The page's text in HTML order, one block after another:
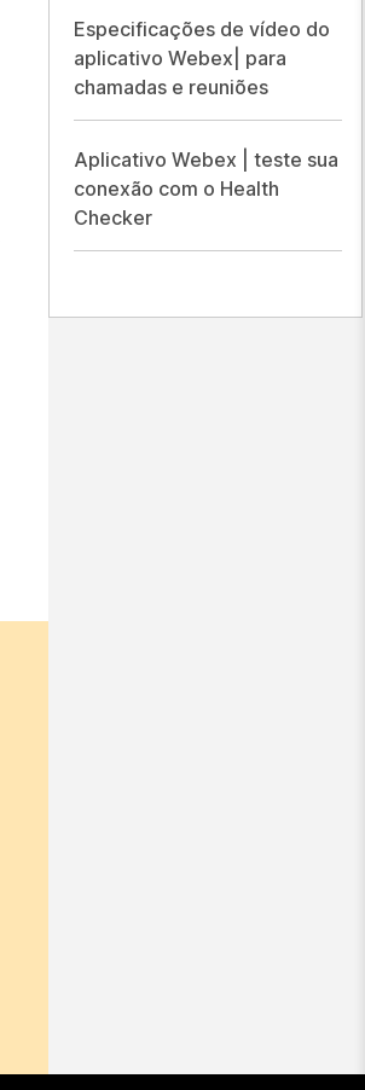
Especificações de vídeo do
aplicativo Webex| para
chamadas e reuniões
Aplicativo Webex | teste sua
conexão com o Health
Checker